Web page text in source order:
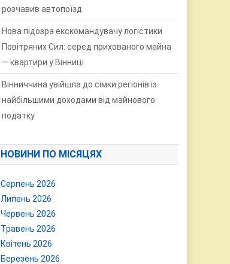
розчавив автопоїзд
Нова підозра екскомандувачу логістики
Повітряних Сил: серед прихованого майна
— квартири у Вінниці
Вінниччина увійшла до сімки регіонів із
найбільшими доходами від майнового
податку
НОВИНИ ПО МІСЯЦЯХ
Серпень 2026
Липень 2026
Червень 2026
Травень 2026
Квітень 2026
Березень 2026